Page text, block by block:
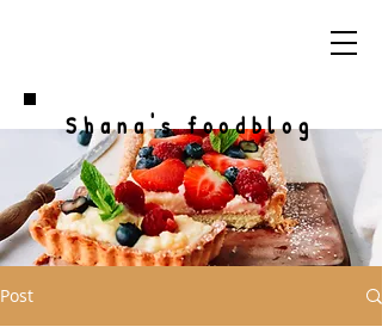
Shana's foodblog
Post